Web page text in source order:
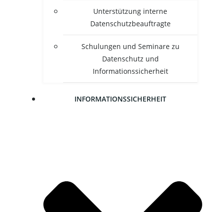
Unter­stüt­zung inter­ne
Datenschutzbeauftragte
Schu­lun­gen und Semi­na­re zu
Daten­schutz und
Informationssicherheit
INFOR­MA­TI­ONS­SI­CHER­HEIT